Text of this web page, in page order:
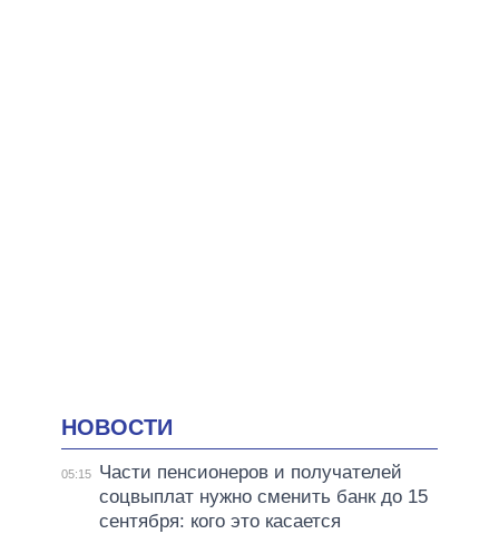
НОВОСТИ
05:15
Части пенсионеров и получателей
соцвыплат нужно сменить банк до 15
сентября: кого это касается